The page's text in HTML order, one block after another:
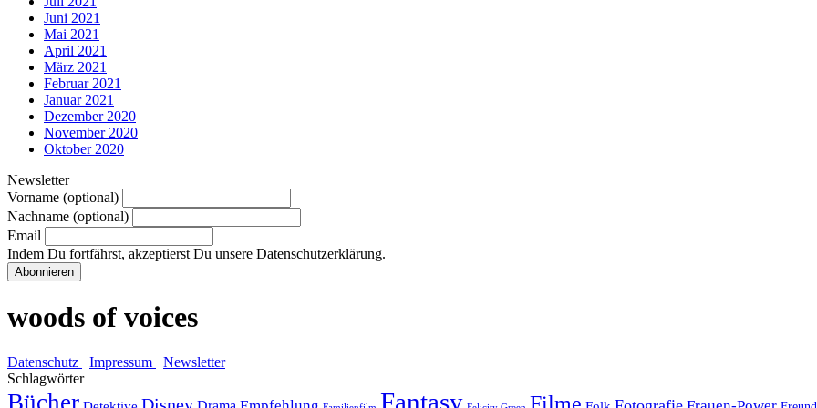
Juni 2021
Mai 2021
April 2021
März 2021
Februar 2021
Januar 2021
Dezember 2020
November 2020
Oktober 2020
Newsletter
Vorname (optional)
Nachname (optional)
Email
Indem Du fortfährst, akzeptierst Du unsere Datenschutzerklärung.
woods of voices
Datenschutz Impressum
Newsletter
Schlagwörter
Bücher Fantasy Filme